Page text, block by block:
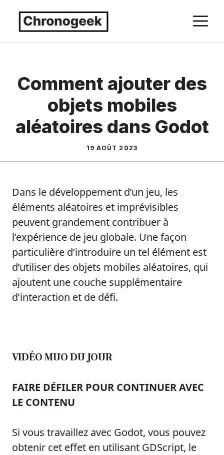
Comment ajouter des
objets mobiles
aléatoires dans Godot
19 AOÛT 2023
Dans le développement d’un jeu, les
éléments aléatoires et imprévisibles
peuvent grandement contribuer à
l’expérience de jeu globale. Une façon
particulière d’introduire un tel élément est
d’utiliser des objets mobiles aléatoires, qui
ajoutent une couche supplémentaire
d’interaction et de défi.
VIDÉO MUO DU JOUR
FAIRE DÉFILER POUR CONTINUER AVEC
LE CONTENU
Si vous travaillez avec Godot, vous pouvez
obtenir cet effet en utilisant GDScript, le